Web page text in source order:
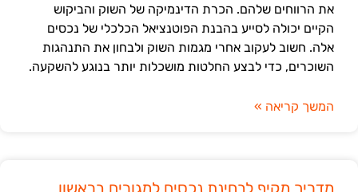
את הרווחים שלהם. הכרת הדינמיקה של השוק והביקוש
הקיים יכולה לסייע בהבנת הפוטנציאל הכלכלי של נכסים
אלה. חשוב לעקוב אחרי מגמות השוק ולבחון את התנהגות
השוכרים, כדי לבצע החלטות מושכלות יותר בנוגע להשקעה.
המשך קריאה »
מדריך מקיף לבחינת נכסים למגורים בראשון